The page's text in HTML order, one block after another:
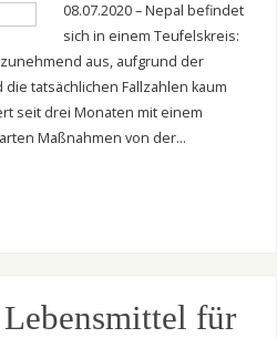
08.07.2020 – Nepal befindet
sich in einem Teufelskreis:
aus, aufgrund der
tatsächlichen Fallzahlen kaum
seit drei Monaten mit einem
Maßnahmen von der…
für